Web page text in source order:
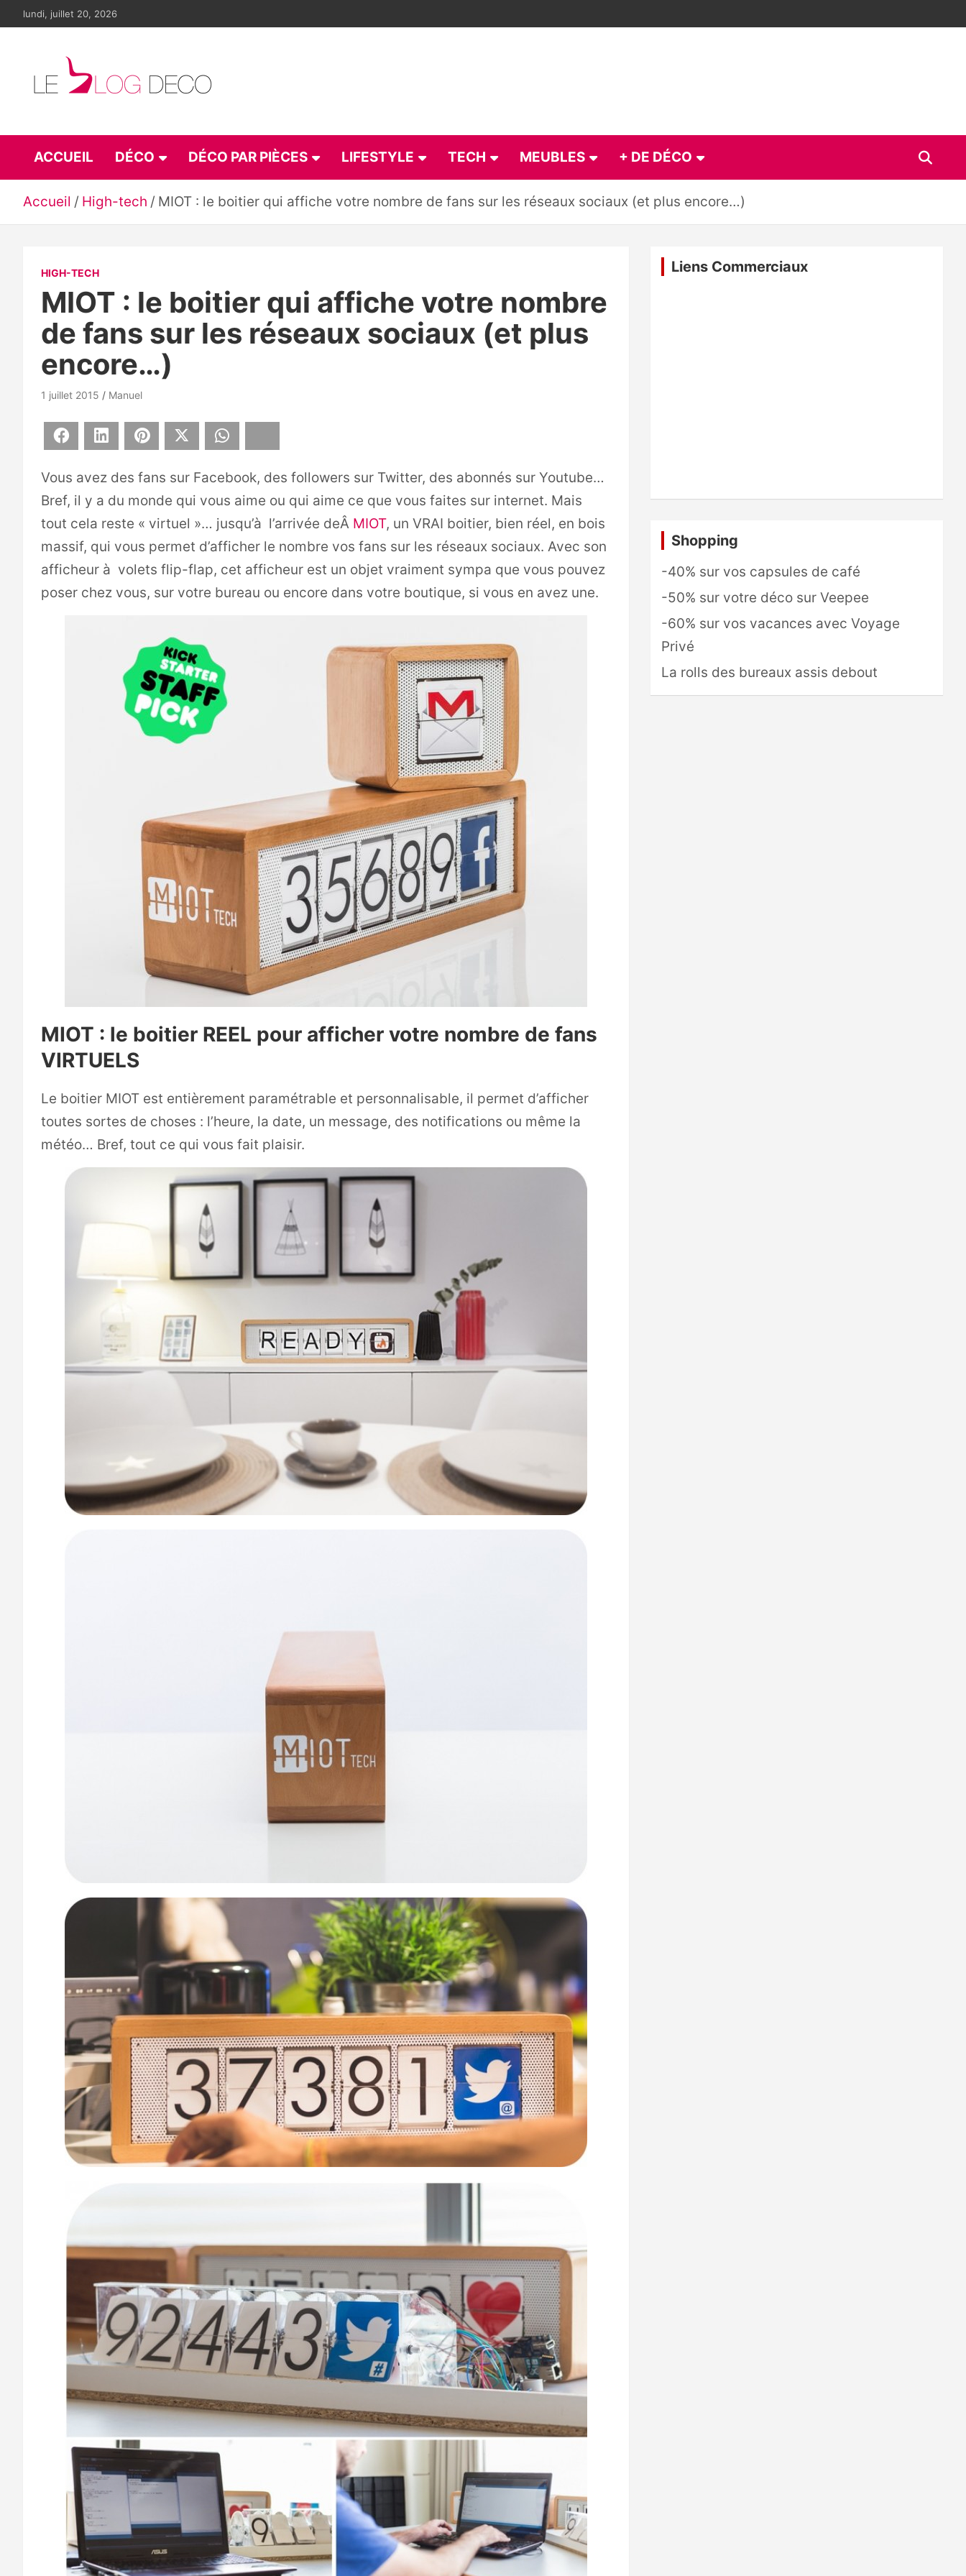
Allerlundi, juillet 20, 2026
Le blog déco
ACCUEIL DÉCO DÉCO PAR PIÈCES LIFESTYLE TECH MEUBLES + DE DÉCO
Accueil High-tech MIOT : le boitier qui affiche votre nombre de fans sur les réseaux sociaux (et plus encore…)
HIGH-TECH
MIOT : le boitier qui affiche votre nombre
de fans sur les réseaux sociaux (et plus
encore…)
1 juillet 2015 Manuel
Facebook LinkedIn Pinterest
Vous avez des fans sur Facebook, des followers sur Twitter, des abonnés sur Youtube…
Bref, il y a du monde qui vous aime ou qui aime ce que vous faites sur internet. Mais
tout cela reste « virtuel »… jusqu’à l’arrivée deÂ MIOT, un VRAI boitier, bien réel, en bois
massif, qui vous permet d’afficher le nombre vos fans sur les réseaux sociaux. Avec son
afficheur à volets flip-flap, cet afficheur est un objet vraiment sympa que vous pouvez
poser chez vous, sur votre bureau ou encore dans votre boutique, si vous en avez une.
MIOT : le boitier REEL pour afficher votre nombre de fans
VIRTUELS
Le boitier MIOT est entièrement paramétrable et personnalisable, il permet d’afficher
toutes sortes de choses : l’heure, la date, un message, des notifications ou même la
météo… Bref, tout ce qui vous fait plaisir.
Liens Commerciaux
Shopping
-40% sur vos capsules de café
-50% sur votre déco sur Veepee
-60% sur vos vacances avec Voyage
Privé
La rolls des bureaux assis debout